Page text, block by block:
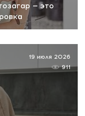
— это
19 июля 2026
911